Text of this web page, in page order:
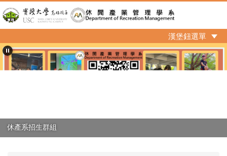
跳
到
主
內
容
漢堡鈕選單
休產系招生群組